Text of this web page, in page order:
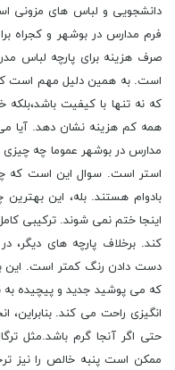
دانشجویی و لباس های مزونی
فرم مدارس در بوشهر و کجراه
صرف هزینه برای پارچه لباس
است. به همین دلیل مهم است که
که نه تنها با کیفیت باشد،بلکه
همه کم هزینه نشان دهد. آیا می
مدارس در بوشهر عموما چه چیزی
استر است. سوال این است که
بادوام هستند. بله، این
اینجا ختم نمی شوند. ترکیبی
کند. برخلاف پارچه های
دست دادن رنگ کمتر است. این
که می پوشید جدید و پیچیده به
انگیزی راحت می کند.
حتی اگر آنجا گرم باشد.مثل
ممکن است پنبه خالص را نیز